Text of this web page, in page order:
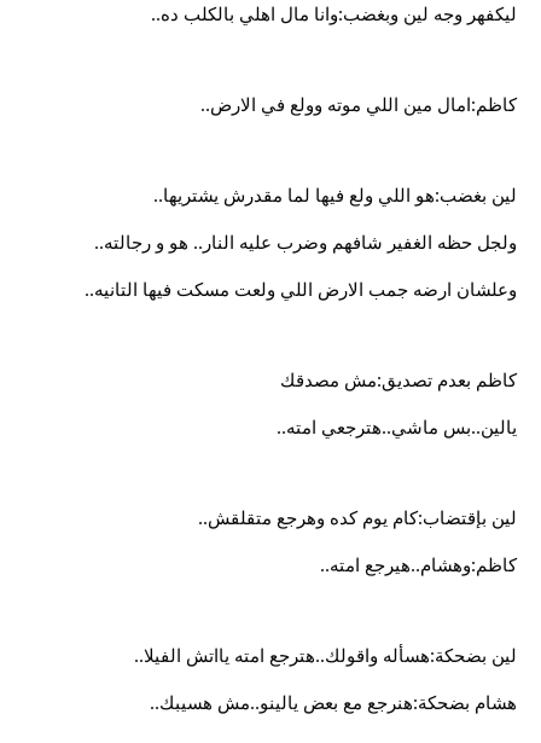
ليكفهر وجه لين وبغضب:وانا مال اهلي بالكلب ده..
كاظم:امال مين اللي موته وولع في الارض..
لين بغضب:هو اللي ولع فيها لما مقدرش يشتريها..
ولجل حظه الغفير شافهم وضرب عليه النار.. هو و رجالته..
وعلشان ارضه جمب الارض اللي ولعت مسكت فيها التانيه..
كاظم بعدم تصديق:مش مصدقك
يالين..بس ماشي..هترجعي امته..
لين بإقتضاب:كام يوم كده وهرجع متقلقش..
كاظم:وهشام..هيرجع امته..
لين بضحكة:هسأله واقولك..هترجع امته يااتش الفيلا..
هشام بضحكة:هنرجع مع بعض يالينو..مش هسيبك..